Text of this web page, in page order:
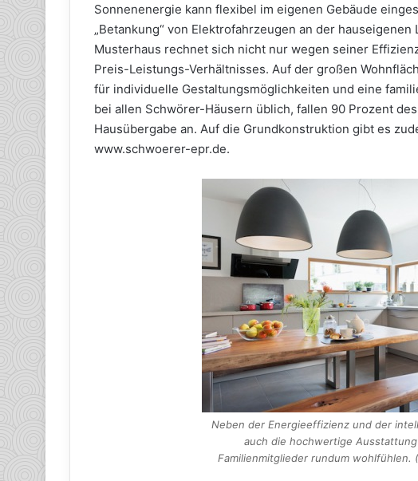
Sonnenenergie kann flexibel im eigenen Gebäude
„Betankung“ von Elektrofahrzeugen an der
Musterhaus rechnet sich nicht nur wegen seiner
Preis-Leistungs-Verhältnisses. Auf der großen
für individuelle Gestaltungsmöglichkeiten und eine
bei allen Schwörer-Häusern üblich, fallen 90 Prozent
Hausübergabe an. Auf die Grundkonstruktion gibt es
www.schwoerer-epr.de.
Neben der Energieeffizienz und der
auch die hochwertige
Familienmitglieder rundum wohlfühlen.